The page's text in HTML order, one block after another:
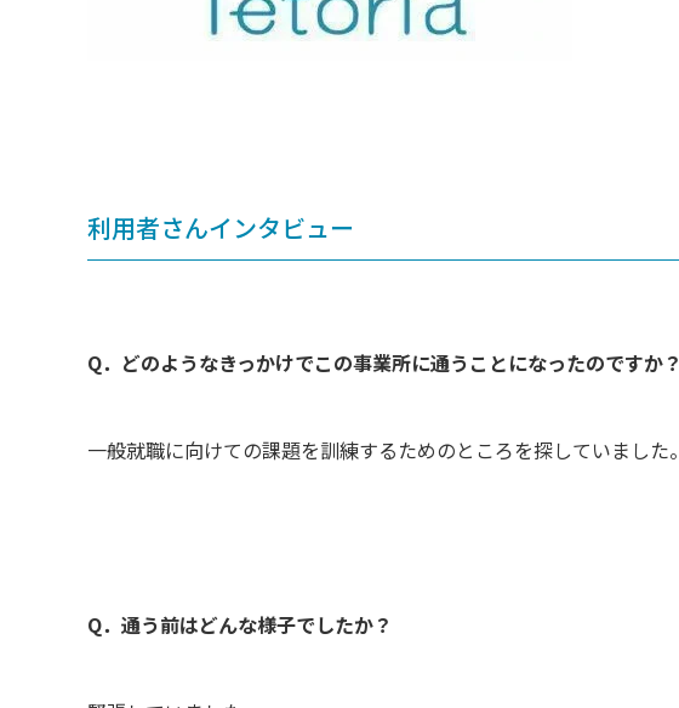
利用者さんインタビュー
Q．どのようなきっかけでこの事業所に通うことになったのですか？
一般就職に向けての課題を訓練するためのところを探していました。
Q．通う前はどんな様子でしたか？